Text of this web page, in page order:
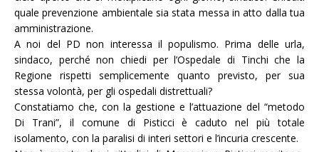
quale prevenzione ambientale sia stata messa in atto dalla tua
amministrazione.
A noi del PD non interessa il populismo. Prima delle urla,
sindaco, perché non chiedi per l’Ospedale di Tinchi che la
Regione rispetti semplicemente quanto previsto, per sua
stessa volontà, per gli ospedali distrettuali?
Constatiamo che, con la gestione e l’attuazione del “metodo
Di Trani”, il comune di Pisticci è caduto nel più totale
isolamento, con la paralisi di interi settori e l’incuria crescente.